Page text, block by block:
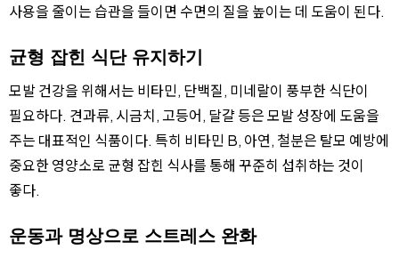
사용을 줄이는 습관을 들이면 수면의 질을 높이는 데 도움이 된다.
균형 잡힌 식단 유지하기
모발 건강을 위해서는 비타민, 단백질, 미네랄이 풍부한 식단이
필요하다. 견과류, 시금치, 고등어, 달걀 등은 모발 성장에 도움을
주는 대표적인 식품이다. 특히 비타민 B, 아연, 철분은 탈모 예방에
중요한 영양소로 균형 잡힌 식사를 통해 꾸준히 섭취하는 것이
좋다.
운동과 명상으로 스트레스 완화